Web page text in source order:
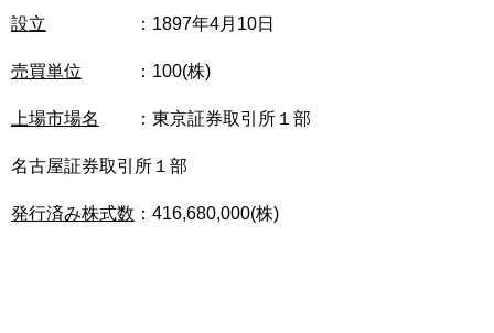
設立 ：1897年4月10日
売買単位 ：100(株)
上場市場名 ：東京証券取引所１部
名古屋証券取引所１部
発行済み株式数 ：416,680,000(株)